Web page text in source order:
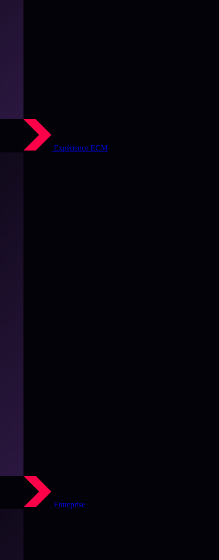
Expérience ECM
Entreprise